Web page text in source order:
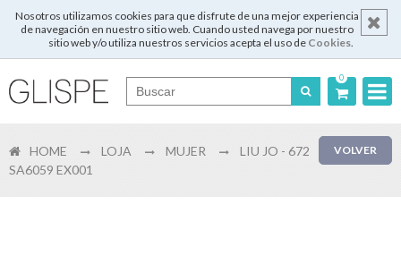
Nosotros utilizamos cookies para que disfrute de una mejor experiencia
de navegación en nuestro sitio web. Cuando usted navega por nuestro
sitio web y/o utiliza nuestros servicios acepta el uso de Cookies.
0
English VOLVER
HOME LOJA MUJER
LIU JO - 672
SA6059 EX001